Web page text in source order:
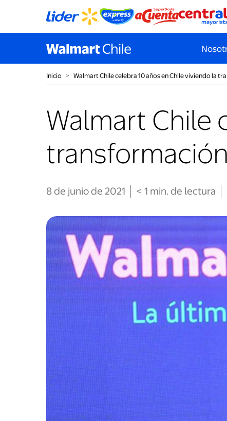
Inicio ˃ Walmart Chile celebra 10 años en Chile viviendo la
Walmart Chile
8 de junio de 2021 < 1 min. de lectura